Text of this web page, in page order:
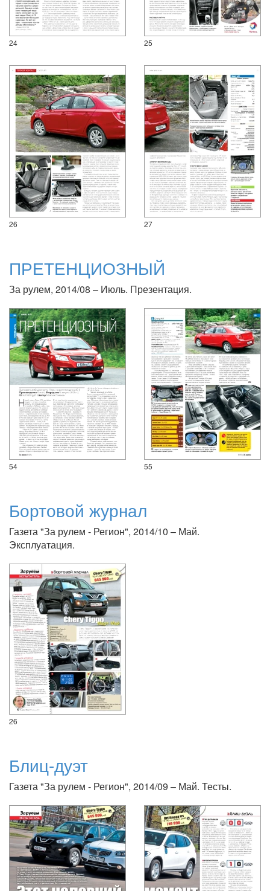
24 25
26 27
ПРЕТЕНЦИОЗНЫЙ
За рулем, 2014/08 – Июль. Презентация.
54 55
Бортовой журнал
Газета "За рулем - Регион", 2014/10 – Май.
Эксплуатация.
26
Блиц-дуэт
Газета "За рулем - Регион", 2014/09 – Май. Тесты.